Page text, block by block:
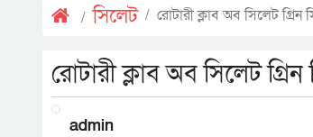
সিলেট রোটারী ক্লাব অব সিলেট গ্রিন
রোটারী ক্লাব অব সিলেট
admin